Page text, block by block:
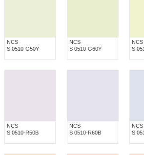
NCS
S 0510-G50Y
NCS
S 0510-G60Y
NCS
S
NCS
S 0510-R50B
NCS
S 0510-R60B
NCS
S